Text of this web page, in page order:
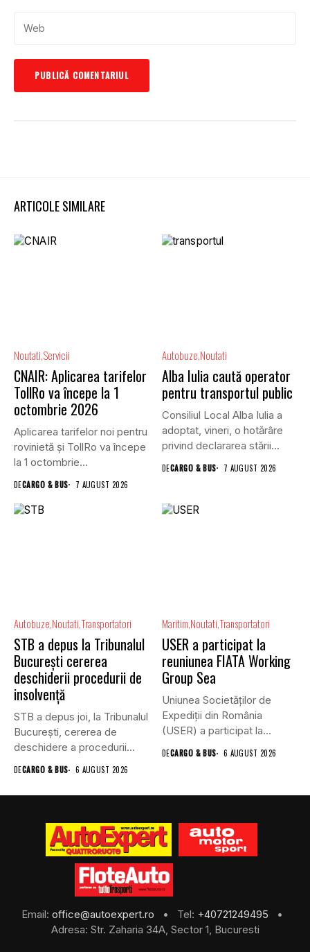
ARTICOLE SIMILARE
Noutati Servicii
CNAIR: Aplicarea tarifelor
TollRo va începe la 1
octombrie 2026
Aplicarea tarifelor noi pentru
rovinietă și TollRo va începe
la 1 octombrie...
DECARGO & BUS 7 AUGUST 2026
Autobuze Noutati
Alba Iulia caută operator
pentru transportul public
Consiliul Local Alba Iulia a
adoptat, vineri, o hotărâre
privind declararea stării...
DECARGO & BUS 7 AUGUST 2026
Autobuze NoutatiTransportatori
STB a depus la Tribunalul
București cererea
deschiderii procedurii de
insolvență
STB a depus joi, la Tribunalul
Bucureşti, cererea de
deschidere a procedurii...
DECARGO & BUS 6 AUGUST 2026
Maritim NoutatiTransportatori
USER a participat la
reuniunea FIATA Working
Group Sea
Uniunea Societăților de
Expediții din România
(USER) a participat la
reuniunea online...
DECARGO & BUS 6 AUGUST 2026
Email: office@autoexpert.ro • Tel: +40721249495
•
Adresa: Str. Zaharia 34A, Sector 1, Bucuresti